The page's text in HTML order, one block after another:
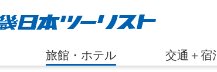
旅館・ホテル 交通＋宿